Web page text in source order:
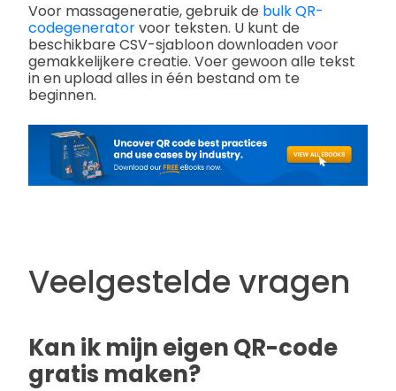
Voor massageneratie, gebruik de bulk QR-
codegeneratorvoor teksten. U kunt de
beschikbare CSV-sjabloon downloaden voor
gemakkelijkere creatie. Voer gewoon alle tekst
in en upload alles in één bestand om te
beginnen.
Veelgestelde vragen
Kan ik mijn eigen QR-code
gratis maken?